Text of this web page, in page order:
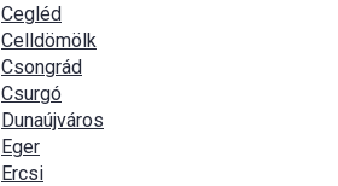
Cegléd
Celldömölk
Csongrád
Csurgó
Dunaújváros
Eger
Ercsi